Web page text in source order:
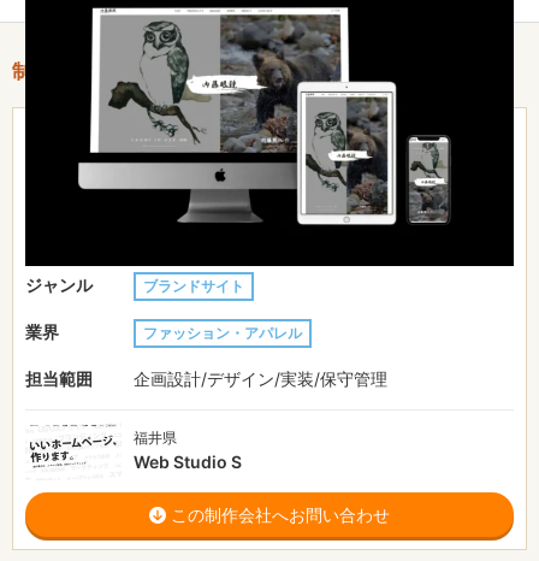
制作情報
費用目安 31〜50万円
制作期間 1ヶ月
ジャンル ブランドサイト
業界 ファッション・アパレル
担当範囲 企画設計/デザイン/実装/保守管理
福井県
Web Studio S
この制作会社へお問い合わせ